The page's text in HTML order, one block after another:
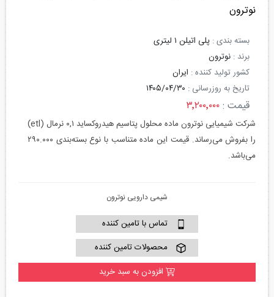
نوترون
بسته بندی : پلی اتیلن ۱ لیتری
برند : نوترون
کشور تولید کننده : ایران
تاریخ به روزرسانی : ۱۴۰۵/۰۴/۳۰
قیمت :۳٬۲۰۰٬۰۰۰
شرکت شیمیایی نوترون ماده محلول پتاسیم هیدروکساید ۰,۱ نرمال (etl)
را بفروش می‌رساند. قیمت این ماده متناسب با نوع بسته‌بندی ۲۹۰.۰۰۰
می‌باشد.
شیمی دارویی نوترون
تماس با تامین کننده
محصولات تامین کننده
افزودن به سبد خرید